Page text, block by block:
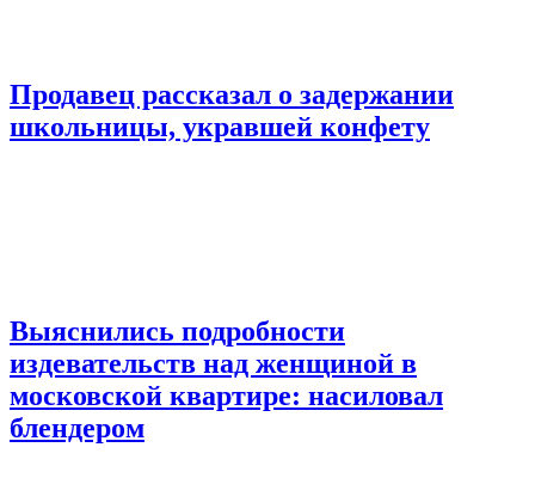
Продавец рассказал о задержании
школьницы, укравшей конфету
Выяснились подробности
издевательств над женщиной в
московской квартире: насиловал
блендером